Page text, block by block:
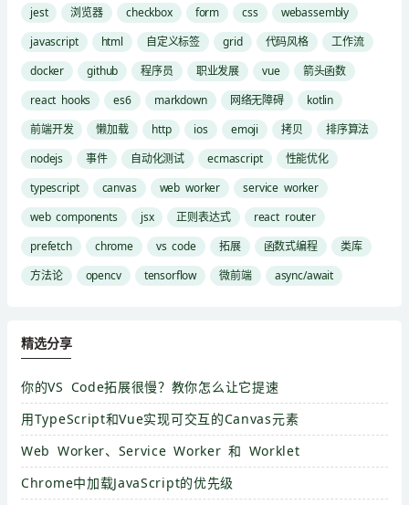
jest
浏览器 checkbox form css
webassembly
javascript
html 自定义标签 grid 代码风格
工作流
docker
github 程序员 职业发展 vue
箭头函数
react hooks
es6 markdown 网络无障碍
kotlin
前端开发
懒加载 http ios emoji 拷贝
排序算法
nodejs
事件 自动化测试 ecmascript
性能优化
typescript
canvas web worker
service worker
web components
jsx 正则表达式
react router
prefetch
chrome vs code 拓展 函数式编程
类库
方法论
opencv tensorflow 微前端 async/await
精选分享
你的VS Code拓展很慢？教你怎么让它提速
用TypeScript和Vue实现可交互的Canvas元素
Web Worker、Service Worker 和 Worklet
Chrome中加载JavaScript的优先级